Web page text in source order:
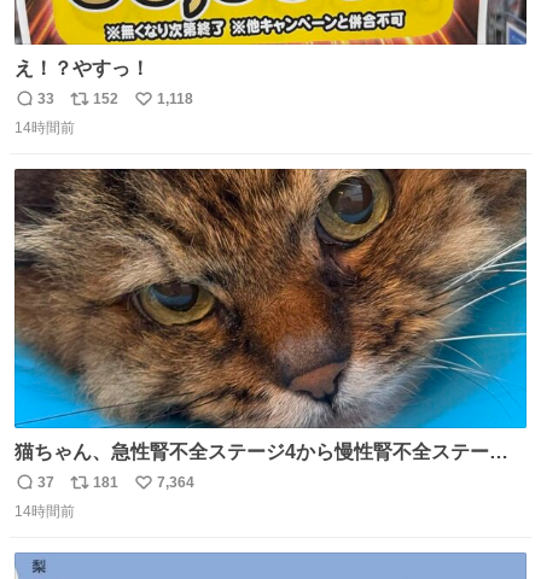
え！？やすっ！
返
信
33
リ
ポ
ト
数
152
い
数
1,118
14時間前
猫ちゃん、急性腎不全ステージ4から慢性腎不全ステージ2
になりました😭点滴も週一で大丈夫になった… このままだ
と2、3日持たないって言われたのが嘘みたい…本当に嬉し
道泣きながら歩いてたら向こうから来た人にすごい顔され
返
信
37
リ
ポ
181
い
7,364
14時間前